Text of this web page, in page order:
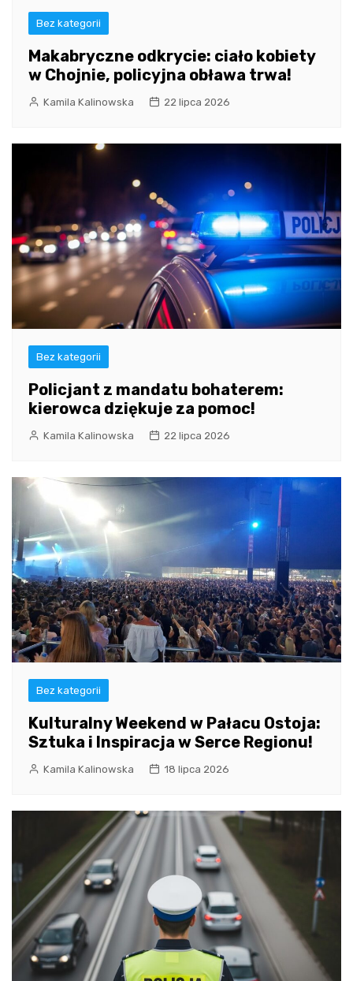
Bez kategorii
Makabryczne odkrycie: ciało kobiety
w Chojnie, policyjna obława trwa!
Kamila Kalinowska 22 lipca 2026
Bez kategorii
Policjant z mandatu bohaterem:
kierowca dziękuje za pomoc!
Kamila Kalinowska 22 lipca 2026
Bez kategorii
Kulturalny Weekend w Pałacu Ostoja:
Sztuka i Inspiracja w Serce Regionu!
Kamila Kalinowska 18 lipca 2026